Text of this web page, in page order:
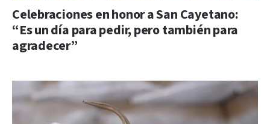
Celebraciones en honor a San Cayetano:
“Es un día para pedir, pero también para
agradecer”